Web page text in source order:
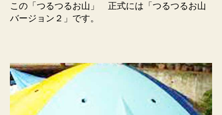
この「つるつるお山」 正式には「 つるつるお山
バージョン２」 です。